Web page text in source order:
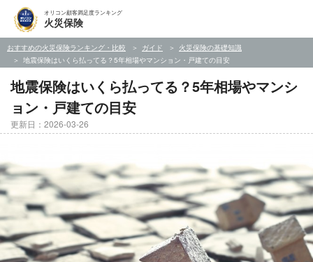
オリコン顧客満足度ランキング
火災保険
おすすめの火災保険ランキング・比較 ガイド
火災保険の基礎知識
地震保険はいくら払ってる？5年相場やマンション・戸建ての目安
地震保険はいくら払ってる？5年相場やマンシ
ョン・戸建ての目安
更新日：2026-03-26